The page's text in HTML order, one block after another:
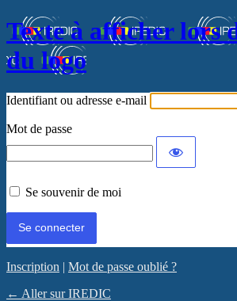
Texte à afficher lors
du logo
Identifiant ou adresse e-mail
Mot de passe
Se souvenir de moi
Inscription | Mot de passe oublié ?
← Aller sur IREDIC